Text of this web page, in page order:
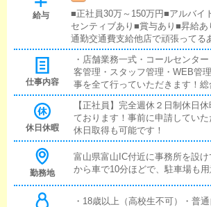
給与
■正社員30万～150万円■アルバイ
センティブあり■賞与あり■昇給
通勤交通費支給他店で頑張ってる
されないあなた!!経験もあり高時
雇用じゃない方が都合があなた!!
料は惜しみません★アルバイト雇
スタート可能です！
仕事内容
・店舗業務一式・コールセンタ
客管理・スタッフ管理・WEB管
事を全て行っていただきます！総
すが給料もそれ以上です！
休日休暇
【正社員】完全週休２日制休日
ております！事前に申請してい
休日取得も可能です！
勤務地
富山県富山IC付近に事務所を設
から車で10分ほどで、駐車場も用
・18歳以上（高校生不可）・普